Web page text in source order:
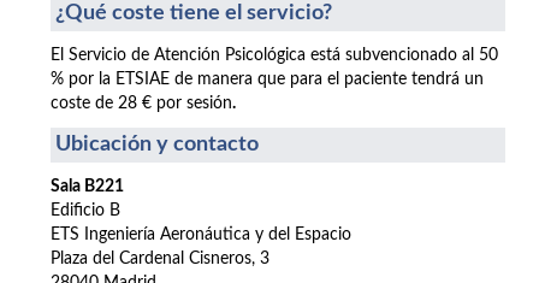
¿Qué coste tiene el servicio?
El Servicio de Atención Psicológica está subvencionado al 50
% por la ETSIAE de manera que para el paciente tendrá un
coste de 28 € por sesión.
Ubicación y contacto
Sala B221
Edificio B
ETS Ingeniería Aeronáutica y del Espacio
Plaza del Cardenal Cisneros, 3